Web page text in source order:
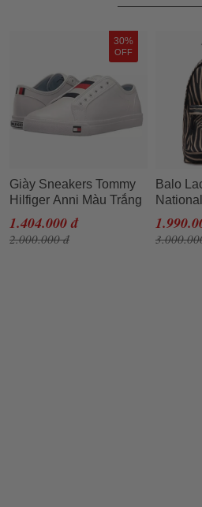
30%
OFF
Giày Sneakers Tommy
Hilfiger Anni Màu Trắng
Size 36
1.404.000 đ
2.000.000 đ
Balo
Animal
Đen Sọc